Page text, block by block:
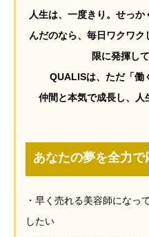
人生は、一度きり。せっ
んだのなら、毎日ワクワ
限に発揮し
QUALISは、ただ「働
仲間と本気で成長し、人
あなたの夢を全力で
・早く売れる美容師になっ
したい